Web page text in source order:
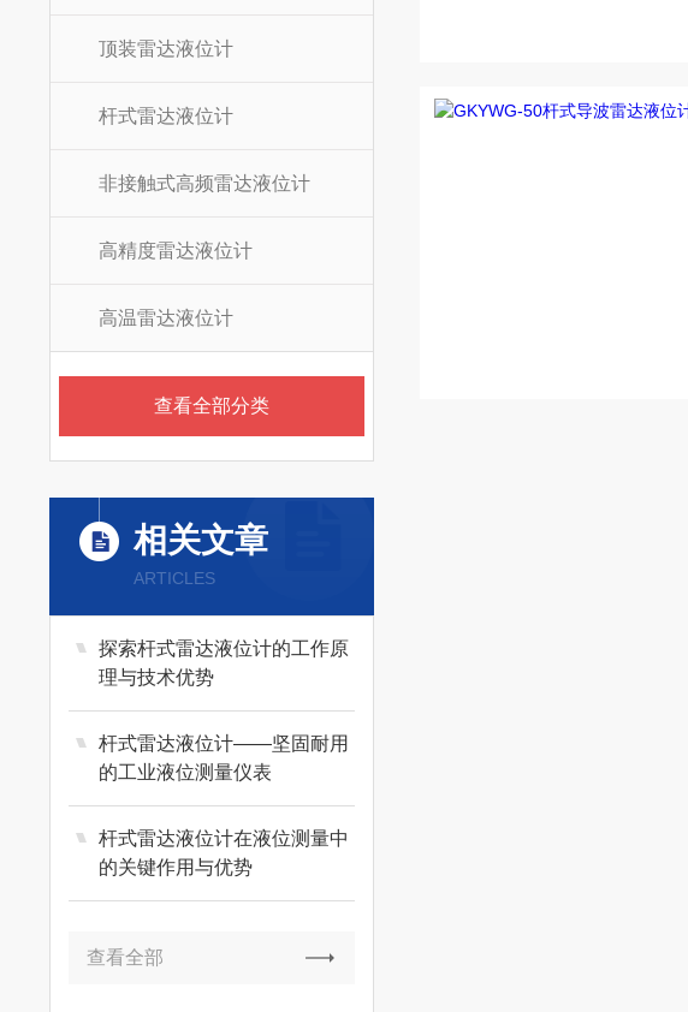
顶装雷达液位计
杆式雷达液位计
非接触式高频雷达液位计
高精度雷达液位计
高温雷达液位计
查看全部分类
相关文章
ARTICLES
探索杆式雷达液位计的工作原
理与技术优势
杆式雷达液位计——坚固耐用
的工业液位测量仪表
杆式雷达液位计在液位测量中
的关键作用与优势
查看全部